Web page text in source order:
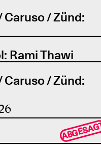
/ Zünd:
Rami Thawi
/ Zünd: